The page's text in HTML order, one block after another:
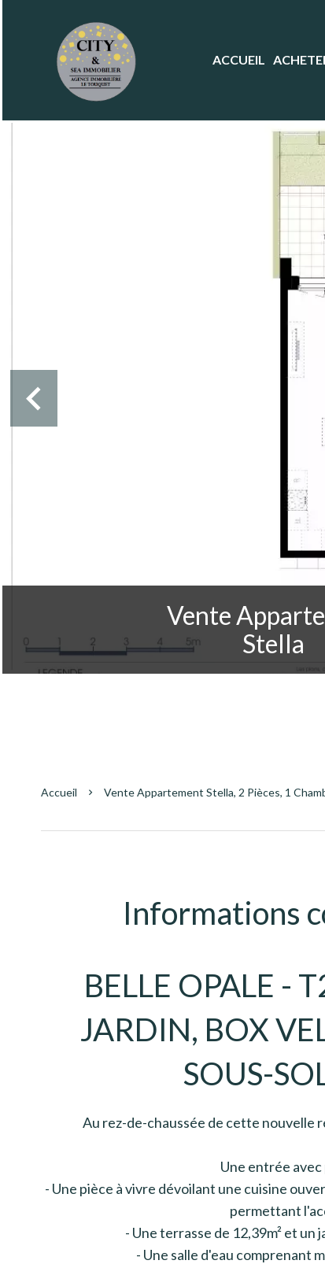
ACCUEIL
Vente
Stella
Accueil Vente Appartement Stella, 2 Pièces, 1
Informations
BELLE OPALE -
JARDIN, BOX
SOUS-
Au rez-de-chaussée de cette nouvelle
Une entrée
- Une pièce à vivre dévoilant une cuisine
permettant
- Une terrasse de 12,39m² et un
- Une salle d'eau comprenant